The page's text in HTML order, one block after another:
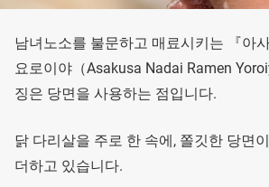
남녀노소를 불문하고 매료시키는 『아
요로이야（Asakusa Nadai Ramen
징은 당면을 사용하는 점입니다.
닭 다리살을 주로 한 속에, 쫄깃한 당면
더하고 있습니다.